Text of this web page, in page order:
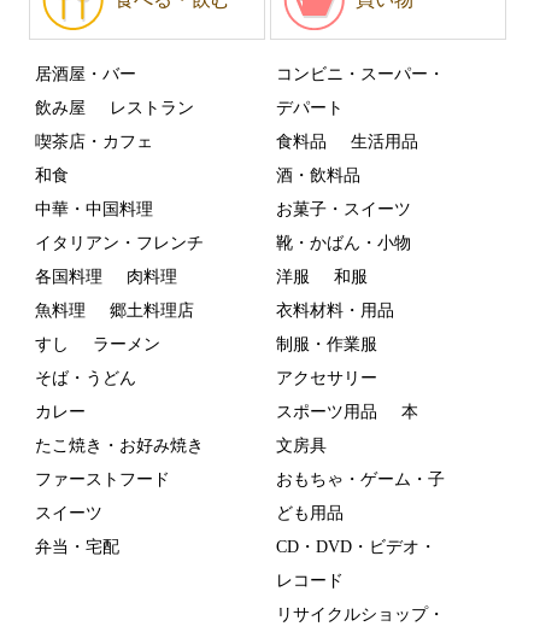
居酒屋・バー
飲み屋
レストラン
喫茶店・カフェ
和食
中華・中国料理
イタリアン・フレンチ
各国料理
肉料理
魚料理
郷土料理店
すし
ラーメン
そば・うどん
カレー
たこ焼き・お好み焼き
ファーストフード
スイーツ
弁当・宅配
コンビニ・スーパー・
デパート
食料品
生活用品
酒・飲料品
お菓子・スイーツ
靴・かばん・小物
洋服
和服
衣料材料・用品
制服・作業服
アクセサリー
スポーツ用品
本
文房具
おもちゃ・ゲーム・子
ども用品
CD・DVD・ビデオ・
レコード
リサイクルショップ・